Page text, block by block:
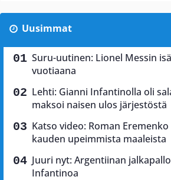
Uusimmat
Suru-uutinen: Lionel Messin
vuotiaana
Lehti: Gianni Infantinolla oli
maksoi naisen ulos järjestöstä
Katso video: Roman
kauden upeimmista maaleista
Juuri nyt: Argentiinan
Infantinoa